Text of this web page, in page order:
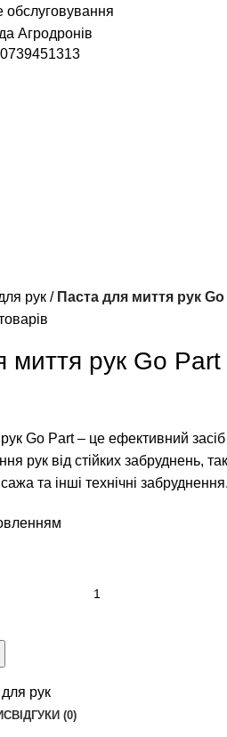
обслуговування
Агродронів
рук
Паста для миття рук
миття рук Go
Go Part – це ефективний
рук від стійких забруднень,
та інші технічні забруднення.
рук
ВІДГУКИ (0)